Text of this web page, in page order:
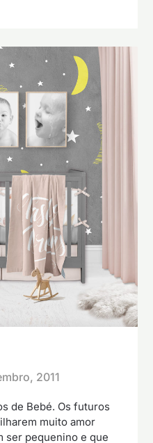
2011
de Bebé. Os futuros
muito amor
ser pequenino e que